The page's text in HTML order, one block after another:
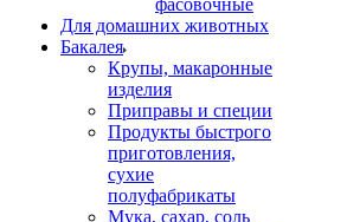
фасовочные
Для домашних животных
Бакалея
Крупы, макаронные
изделия
Приправы и специи
Продукты быстрого
приготовления,
сухие
полуфабрикаты
Мука, сахар, соль